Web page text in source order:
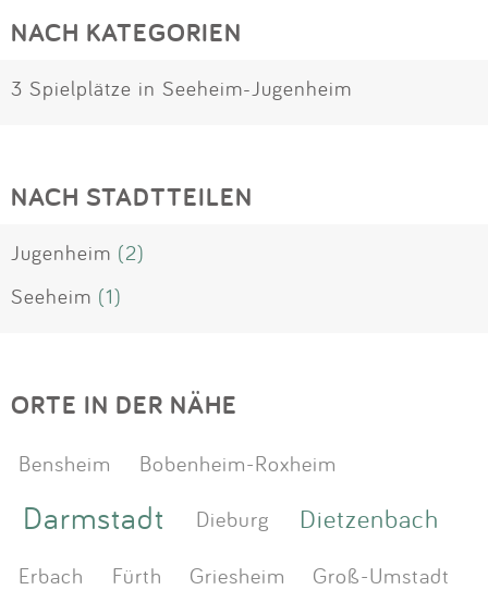
NACH KATEGORIEN
3 Spielplätze in Seeheim-Jugenheim
NACH STADTTEILEN
Jugenheim (2)
Seeheim (1)
ORTE IN DER NÄHE
Bensheim Bobenheim-Roxheim
Darmstadt Dieburg Dietzenbach
Erbach Fürth Griesheim
Groß-Umstadt